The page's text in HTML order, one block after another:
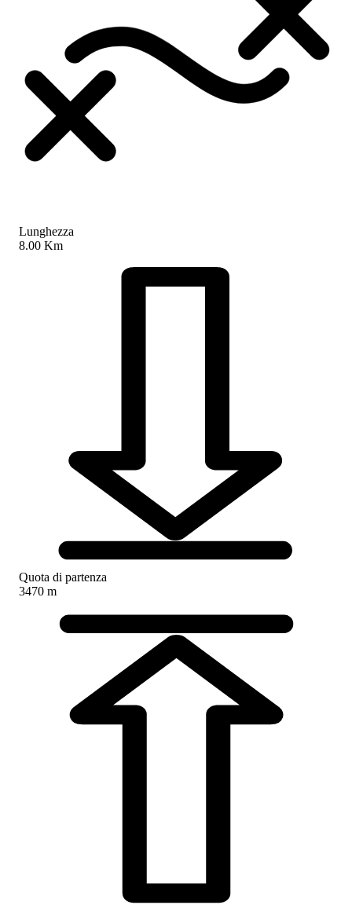
Lunghezza
8.00 Km
Quota di partenza
3470 m